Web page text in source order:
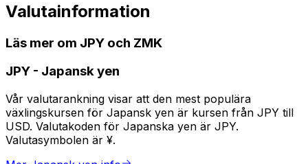
Valutainformation
Läs mer om JPY och ZMK
JPY - Japansk yen
Vår valutarankning visar att den mest populära
växlingskursen för Japansk yen är kursen från JPY till
USD. Valutakoden för Japanska yen är JPY.
Valutasymbolen är ¥.